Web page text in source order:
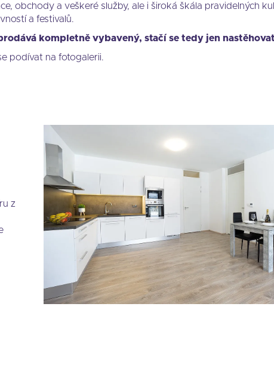
obchody a veškeré služby, ale i široká škála pravidelných
a festivalů.
kompletně vybavený, stačí se tedy jen
podívat na fotogalerii.
z